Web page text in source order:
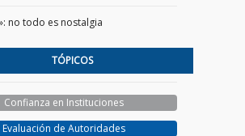
no todo es nostalgia
TÓPICOS
Confianza en Instituciones
Evaluación de Autoridades